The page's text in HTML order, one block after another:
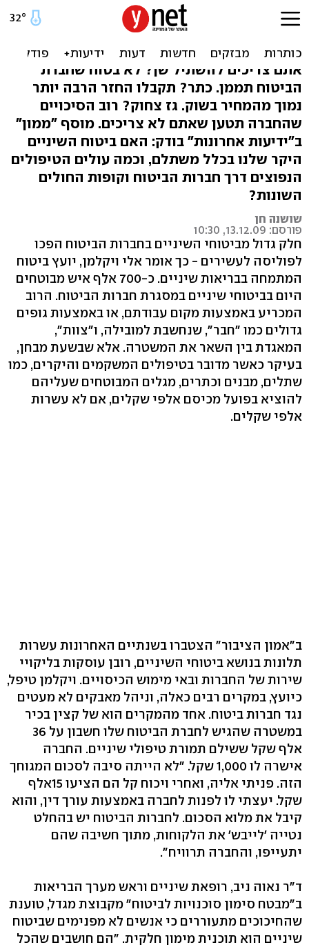
ביטוח שיניים פרטי: האם זה
בכלל משתלם?
אתם צריכים להשתיל שן? לא בטוח שחברת
הביטוח תממן. כתר? תקבלו החזר הרבה יותר
נמוך מהמחיר בשוק. גז צחוק? רוב הסיכויים
שהחברה תטען שאתם לא צריכים. מוסף "ממון"
ב"ידיעות אחרונות" בודק: האם ביטוח השיניים
היקר שלנו בכלל משתלם, וכמה עולים הטיפולים
הנפוצים דרך חברות הביטוח וקופות החולים
השונות?
שושנה חן
פורסם: 13.12.09, 10:30
חלק גדול מביטוחי השיניים בחברות הביטוח הפכו
לפוליסה לעשירים - כך אומר אלי ויקלמן, יועץ ביטוח
המתמחה בבריאות שיניים. כ‭700-‬ אלף איש מבוטחים
היום בביטוחי שיניים במסגרת חברות הביטוח. הרוב
המכריע באמצעות מקום עבודתם, או באמצעות גופים
המאגדת בין השאר את המשטרה. אלא שבשעת מבחן,
בעיקר כאשר מדובר בטיפולים המשקמים והיקרים, כמו
שתלים, מבנים וכתרים, מגלים המבוטחים שעליהם
להוציא בפועל מכיסם אלפי שקלים, אם לא עשרות
אלפי שקלים.
ב"אמון הציבור" הצטברו בשנתיים האחרונות עשרות
תלונות בנושא ביטוחי השיניים, רובן עוסקות בליקויי
שירות של החברות ובאי מימוש הכיסויים. ויקלמן טיפל,
כיועץ, במקרים רבים כאלה, וניהל מאבקים לא מעטים
נגד חברות ביטוח. אחד מהמקרים הוא של קצין בכיר
במשטרה שהגיש לחברת הביטוח שלו חשבון על 36
אלף שקל ששילם תמורת טיפולי שיניים. החברה
אישרה לו ‭1,000‬ שקל. "לא הייתה סיבה לסכום המגוחך
הזה. פניתי אליה, ואחרי ויכוח קל הם הציעו 15אלף
שקל. יעצתי לו לפנות לחברה באמצעות עורך דין, והוא
קיבל את מלוא הסכום. לחברות הביטוח יש בהחלט
נטייה 'לייבש' את הלקוחות, מתוך חשיבה שהם
יתעייפו, והחברה תרוויח‭."‬
ד"ר נאוה ניב, רופאת שיניים וראש מערך הבריאות
ב"מבטח סימון סוכנויות לביטוח" מקבוצת מגדל, טוענת
שהחיכוכים מתעוררים כי אנשים לא מפנימים שביטוח
שיניים הוא תוכנית מימון חלקית. "הם חושבים שהכל